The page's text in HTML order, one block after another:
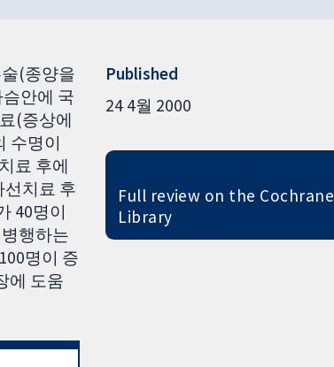
(종양을
안에 국
(증상에
수명이
료 후에
치료 후
40명이
행하는
명이 증
에 도움
Published
24 4월 2000
Full review on the Cochrane
Library